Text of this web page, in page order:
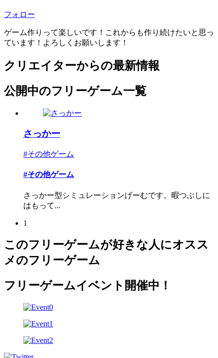
フォロー
ゲーム作りって楽しいです！これからも作り続けたいと思っ
ています！よろしくお願いします！
クリエイターからの最新情報
公開中のフリーゲーム一覧
さっかー
#その他ゲーム
#その他ゲーム
さっかー型シミュレーションげーむです。暇つぶしに
はもって...
1
このフリーゲームが好きな人にオスス
メのフリーゲーム
フリーゲームイベント開催中！